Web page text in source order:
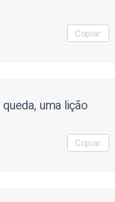
Copiar
uma lição
Copiar